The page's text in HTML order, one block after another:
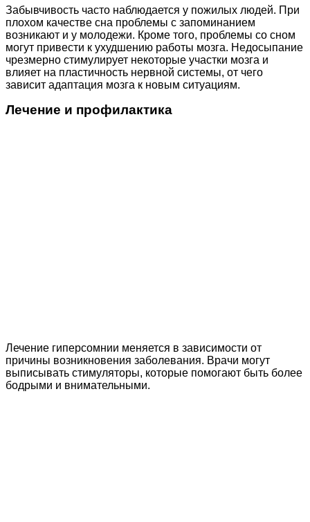
Забывчивость часто наблюдается у пожилых людей. При
плохом качестве сна проблемы с запоминанием
возникают и у молодежи. Кроме того, проблемы со сном
могут привести к ухудшению работы мозга. Недосыпание
чрезмерно стимулирует некоторые участки мозга и
влияет на пластичность нервной системы, от чего
зависит адаптация мозга к новым ситуациям.
Лечение и профилактика
Лечение гиперсомнии меняется в зависимости от
причины возникновения заболевания. Врачи могут
выписывать стимуляторы, которые помогают быть более
бодрыми и внимательными.